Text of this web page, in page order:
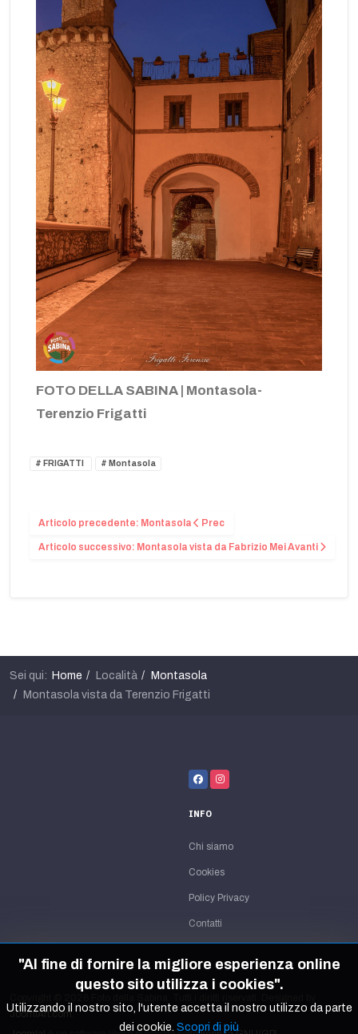
FOTO DELLA SABINA | Montasola-
Terenzio Frigatti
FRIGATTI Montasola
Articolo precedente: Montasola Prec
Articolo successivo: Montasola vista da Fabrizio MeiAvanti
Sei qui: Home Località
Montasola
Montasola vista da Terenzio Frigatti
INFO
Chi siamo
Cookies
Policy Privacy
Contatti
JoomlArt.com
"Al fine di fornire la migliore esperienza online
questo sito utilizza i cookies".
Utilizzando il nostro sito, l'utente accetta il nostro utilizzo da parte
dei cookie. Scopri di più